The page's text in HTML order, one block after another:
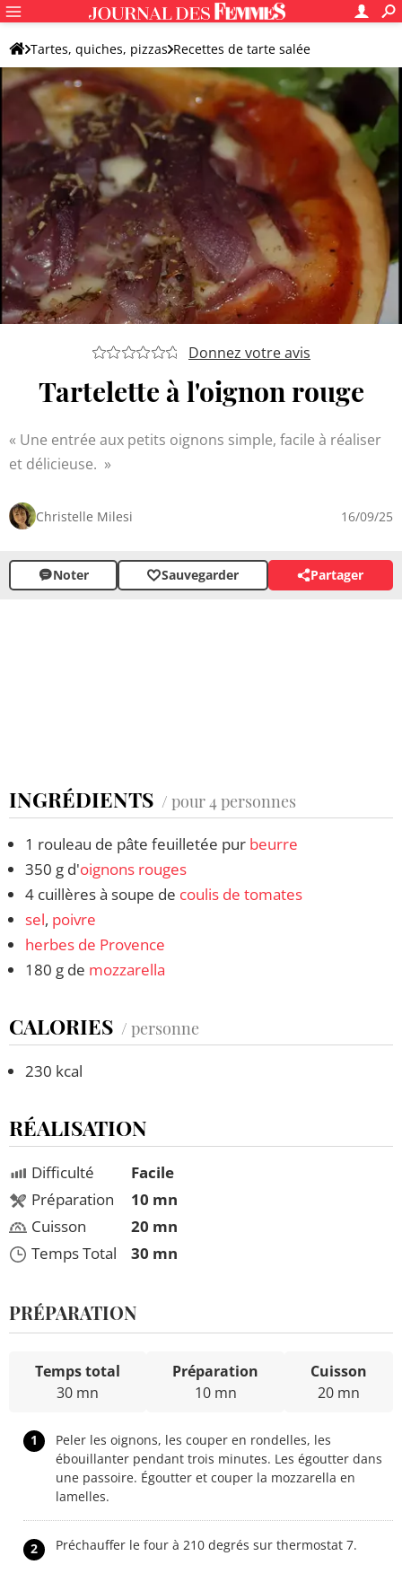
Tartes, quiches, pizzas Recettes de tarte salée
Recettes de tarte aux légumes Tarte aux oignons
Donnez votre avis
Tartelette à l'oignon rouge
Une entrée aux petits oignons simple, facile à réaliser
et délicieuse.
Christelle Milesi 16/09/25
Noter Sauvegarder Partager
INGRÉDIENTS / pour 4 personnes
1 rouleau de pâte feuilletée pur beurre
350 g d'oignons rouges
4 cuillères à soupe de coulis de tomates
sel, poivre
herbes de Provence
180 g de mozzarella
CALORIES / personne
230 kcal
RÉALISATION
Difficulté
Préparation
Cuisson
Temps Total
Facile
10 mn
20 mn
30 mn
PRÉPARATION
Temps total
30 mn
Préparation
10 mn
Cuisson
20 mn
1
Peler les oignons, les couper en rondelles, les
ébouillanter pendant trois minutes. Les égoutter dans
une passoire. Égoutter et couper la mozzarella en
lamelles.
2 Préchauffer le four à 210 degrés sur thermostat 7.